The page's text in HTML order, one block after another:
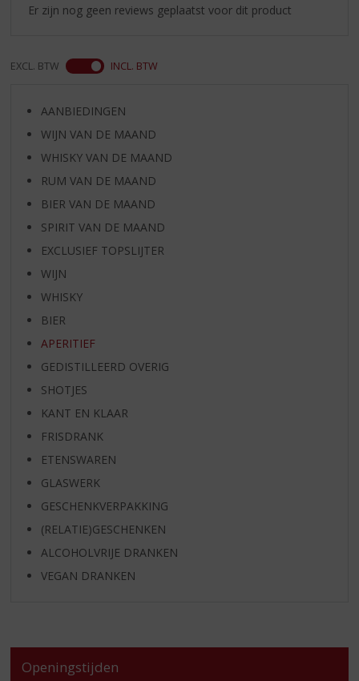
Er zijn nog geen reviews geplaatst voor dit product
EXCL. BTW INCL. BTW
AANBIEDINGEN
WIJN VAN DE MAAND
WHISKY VAN DE MAAND
RUM VAN DE MAAND
BIER VAN DE MAAND
SPIRIT VAN DE MAAND
EXCLUSIEF TOPSLIJTER
WIJN
WHISKY
BIER
APERITIEF
GEDISTILLEERD OVERIG
SHOTJES
KANT EN KLAAR
FRISDRANK
ETENSWAREN
GLASWERK
GESCHENKVERPAKKING
(RELATIE)GESCHENKEN
ALCOHOLVRIJE DRANKEN
VEGAN DRANKEN
Openingstijden